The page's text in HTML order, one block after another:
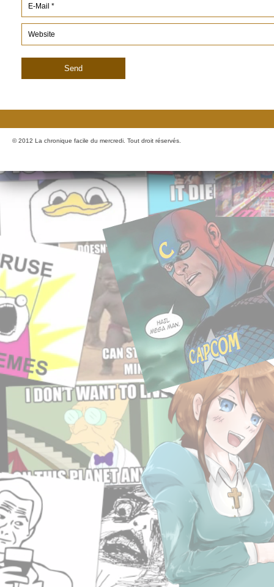
© 2012 La chronique facile du mercredi. Tout droit réservés.